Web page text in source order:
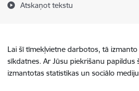
Atskaņot tekstu
Lai šī tīmekļvietne darbotos, tā
sīkdatnes. Ar Jūsu piekrišanu papildus
izmantotas statistikas un sociālo